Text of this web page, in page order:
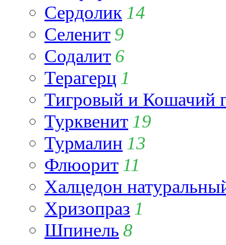
Сердолик 14
Селенит 9
Содалит 6
Терагерц 1
Тигровый и Кошачий
Турквенит 19
Турмалин 13
Флюорит 11
Халцедон
Хризопраз 1
Шпинель 8